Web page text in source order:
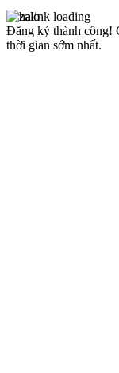
Đăng ký thành công!
thời gian sớm nhất.